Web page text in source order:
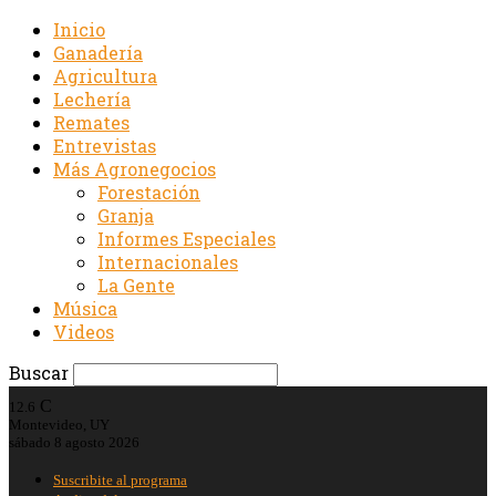
Inicio
Ganadería
Agricultura
Lechería
Remates
Entrevistas
Más Agronegocios
Forestación
Granja
Informes Especiales
Internacionales
La Gente
Música
Videos
Buscar
12.6 C
Montevideo, UY
sábado 8 agosto 2026
Suscribite al programa